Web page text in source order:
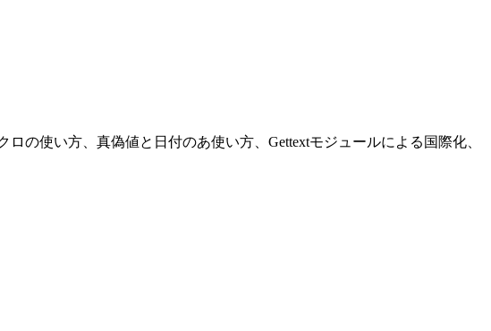
の使い方、真偽値と日付のあ使い方、Gettextモジュールによる国際化、